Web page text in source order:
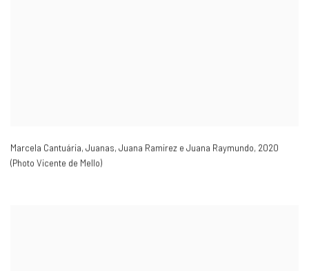
Marcela Cantuária, Juanas, Juana Ramirez e Juana Raymundo, 2020
(Photo Vicente de Mello)